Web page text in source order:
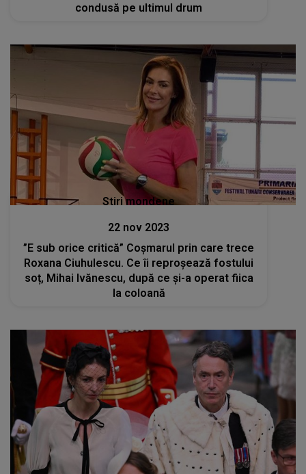
condusă pe ultimul drum
Stiri mondene
22 nov 2023
”E sub orice critică” Coșmarul prin care trece
Roxana Ciuhulescu. Ce îi reproșează fostului
soț, Mihai Ivănescu, după ce și-a operat fiica
la coloană